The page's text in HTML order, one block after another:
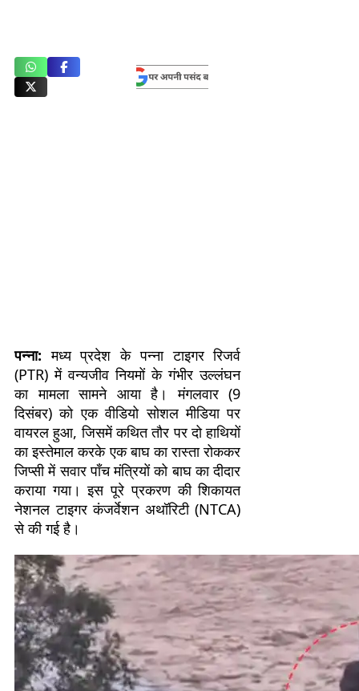
पन्ना: मध्य प्रदेश के पन्ना टाइगर रिजर्व
(PTR) में वन्यजीव नियमों के गंभीर उल्लंघन
का मामला सामने आया है। मंगलवार (9
दिसंबर) को एक वीडियो सोशल मीडिया पर
वायरल हुआ, जिसमें कथित तौर पर दो हाथियों
का इस्तेमाल करके एक बाघ का रास्ता रोककर
जिप्सी में सवार पाँच मंत्रियों को बाघ का दीदार
कराया गया। इस पूरे प्रकरण की शिकायत
नेशनल टाइगर कंजर्वेशन अथॉरिटी (NTCA)
से की गई है।